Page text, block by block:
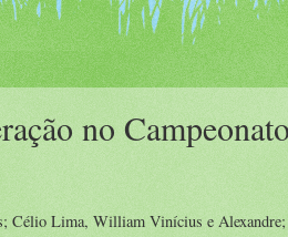
no
Célio Lima, William Vinícius e